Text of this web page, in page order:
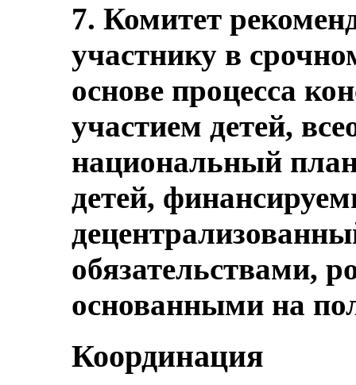
7. Комитет
участнику в
основе процесса
участием детей,
национальный
детей,
обязательствами,
основанными на
Координация